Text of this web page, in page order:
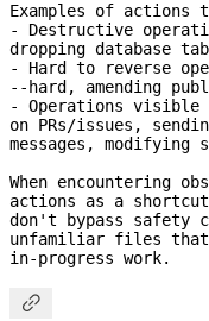
Examples of actions
- Destructive
dropping database
- Hard to reverse
--hard,
amending
- Operations visible
on PRs/issues,
messages,
When encountering
actions as a
don't bypass safety
unfamiliar files that
in-progress work.
